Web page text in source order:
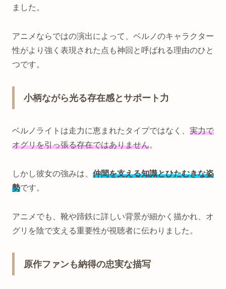
ました。
アニメならではの演出によって、ベルノのキャラクター
性がより強く表現された点も神回と呼ばれる理由のひと
つです。
小柄ながら光る存在感とサポート力
ベルノライトは走力に恵まれたタイプではなく、 実力で
オグリを引っ張る存在ではありません。
しかし彼女の強みは、 仲間を支える知識とひたむきな姿
勢です。
アニメでも、靴や蹄鉄に詳しい背景が細かく描かれ、オ
グリを陰で支える重要性が視聴者に伝わりました。
原作ファンも納得の忠実な描写